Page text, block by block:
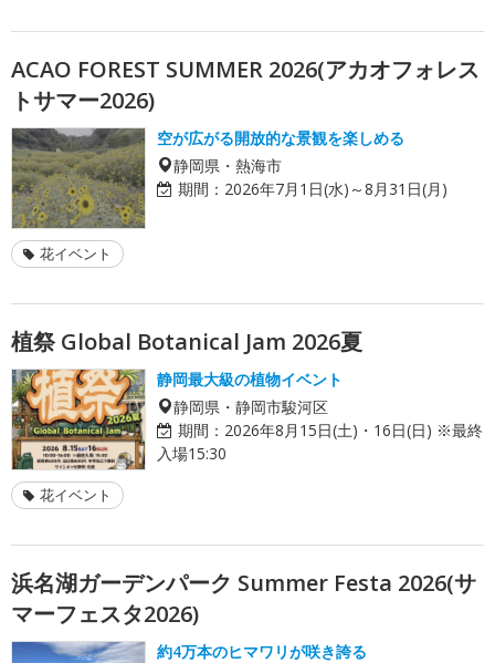
ACAO FOREST SUMMER 2026(アカオフォレス
トサマー2026)
空が広がる開放的な景観を楽しめる
静岡県・熱海市
期間： 2026年7月1日(水)～8月31日(月)
花イベント
植祭 Global Botanical Jam 2026夏
静岡最大級の植物イベント
静岡県・静岡市駿河区
期間： 2026年8月15日(土)・16日(日) ※最終
入場15:30
花イベント
浜名湖ガーデンパーク Summer Festa 2026(サ
マーフェスタ2026)
約4万本のヒマワリが咲き誇る